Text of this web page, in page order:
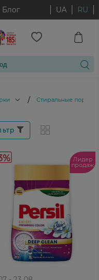
Блог UA RU
/ Стиральные
Лидер
продаж